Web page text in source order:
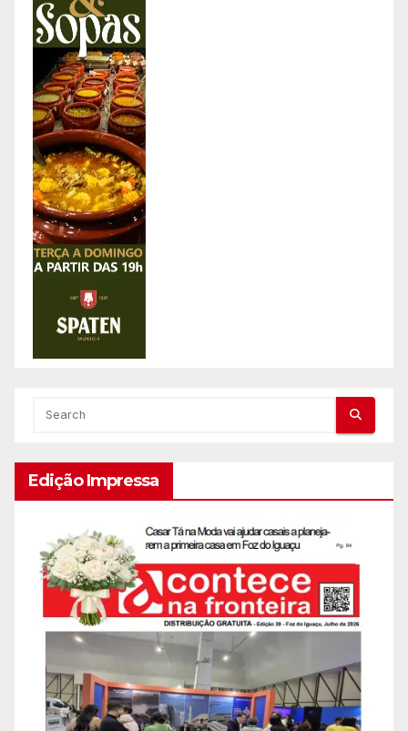
Edição Impressa